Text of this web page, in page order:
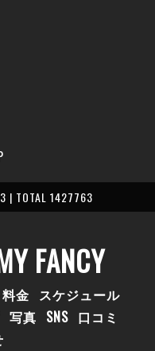
| TOTAL 1427763
FANCY
金 スケジュール
写真 SNS 口コミ